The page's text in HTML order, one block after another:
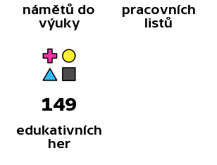
námětů do
výuky
pracovních
listů
149
edukativních
her